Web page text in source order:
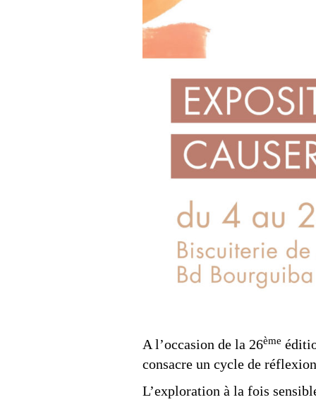
A l’occasion de la 26ème
consacre un cycle de
L’exploration à la fois